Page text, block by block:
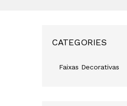
CATEGORIES
Faixas Decorativas